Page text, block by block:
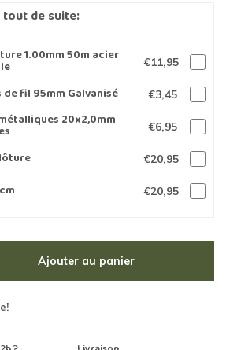
de suite:
1.00mm 50m acier €11,95
de fil 95mm Galvanisé €3,45
20x2,0mm €6,95
€20,95
€20,95
Ajouter au panier